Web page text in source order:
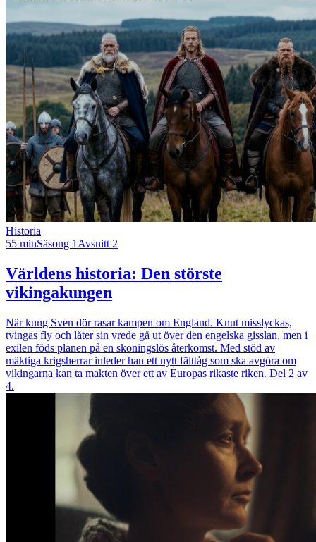
Historia
55 minSäsong 1 Avsnitt 2
Världens historia: Den störste
vikingakungen
När kung Sven dör rasar kampen om England. Knut misslyckas,
tvingas fly och låter sin vrede gå ut över den engelska gisslan, men i
exilen föds planen på en skoningslös återkomst. Med stöd av
mäktiga krigsherrar inleder han ett nytt fälttåg som ska avgöra om
vikingarna kan ta makten över ett av Europas rikaste riken. Del 2 av
4.